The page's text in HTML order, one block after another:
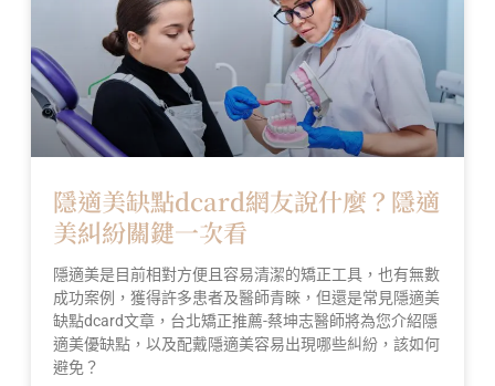
隱適美缺點dcard網友說什麼？隱適
美糾紛關鍵一次看
隱適美是目前相對方便且容易清潔的矯正工具，也有無數
成功案例，獲得許多患者及醫師青睞，但還是常見隱適美
缺點dcard文章，台北矯正推薦-蔡坤志醫師將為您介紹隱
適美優缺點，以及配戴隱適美容易出現哪些糾紛，該如何
避免？